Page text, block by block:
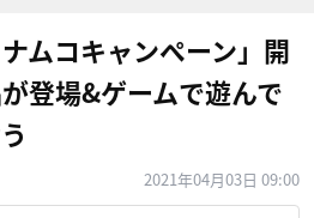
ムコキャンペーン」開
登場&ゲームで遊んで
2021年04月03日 09:00